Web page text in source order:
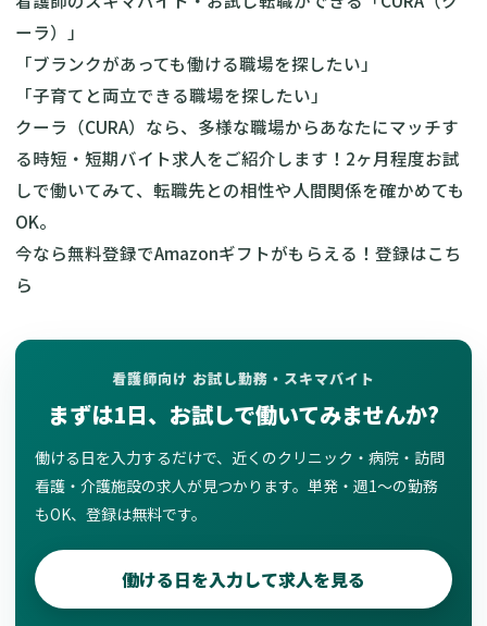
ーラ）」
「ブランクがあっても働ける職場を探したい」
「子育てと両立できる職場を探したい」
クーラ（CURA）なら、多様な職場からあなたにマッチす
る時短・短期バイト求人をご紹介します！2ヶ月程度お試
しで働いてみて、転職先との相性や人間関係を確かめても
OK。
‍今なら無料登録でAmazonギフトがもらえる！ 登録はこち
ら
看護師向け お試し勤務・スキマバイト
まずは1日、お試しで働いてみませんか?
働ける日を入力するだけで、近くのクリニック・病院・訪問
看護・介護施設の求人が見つかります。単発・週1〜の勤務
もOK、登録は無料です。
働ける日を入力して求人を見る